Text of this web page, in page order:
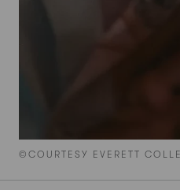
©COURTESY EVERETT